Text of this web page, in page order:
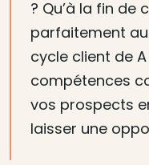
? Qu’à la fin de
parfaitement
cycle client de
compétences
vos prospects
laisser une